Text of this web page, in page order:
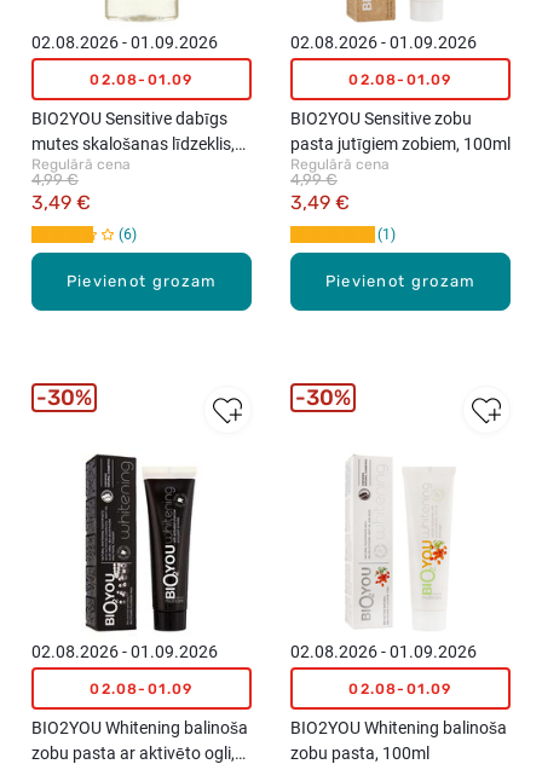
Pievienot grozam
02.08.2026 - 01.09.2026
02.08-01.09
BIO2YOU Sensitive dabīgs
mutes skalošanas līdzeklis,
500ml
Regulārā cena
3,49 €
4,99 €
6
Pievienot grozam
02.08.2026 - 01.09.2026
02.08-01.09
BIO2YOU Sensitive zobu
pasta jutīgiem zobiem, 100ml
Regulārā cena
3,49 €
4,99 €
1
02.08.2026 - 01.09.2026
02.08-01.09
BIO2YOU Whitening balinoša
zobu pasta ar aktivēto ogli,
30%
02.08.2026 - 01.09.2026
02.08-01.09
BIO2YOU Whitening balinoša
zobu pasta, 100ml
30%